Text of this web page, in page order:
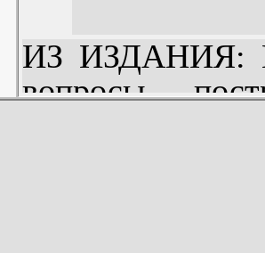
ИЗ ИЗДАНИЯ: В
вопросы